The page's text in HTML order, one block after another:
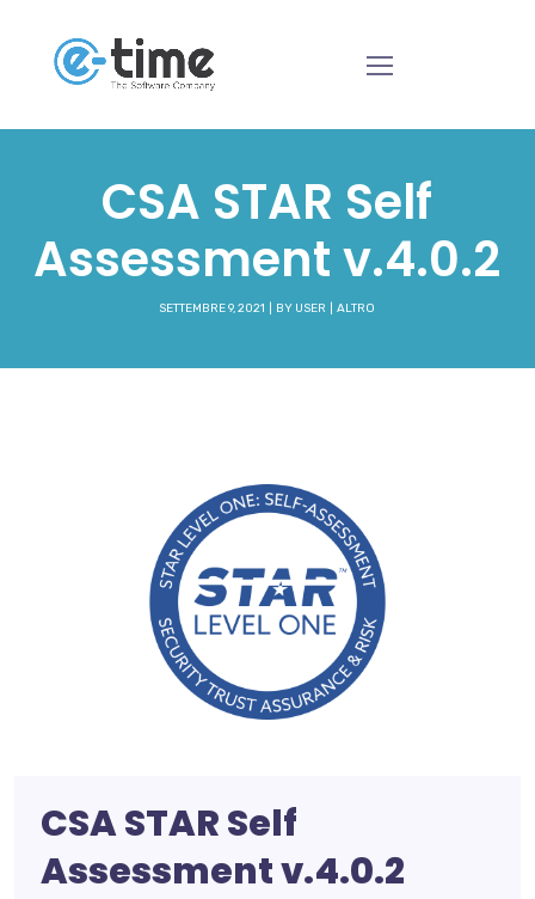
CSA STAR Self
Assessment v.4.0.2
SETTEMBRE 9, 2021 BY USER ALTRO
CSA STAR Self
Assessment v.4.0.2